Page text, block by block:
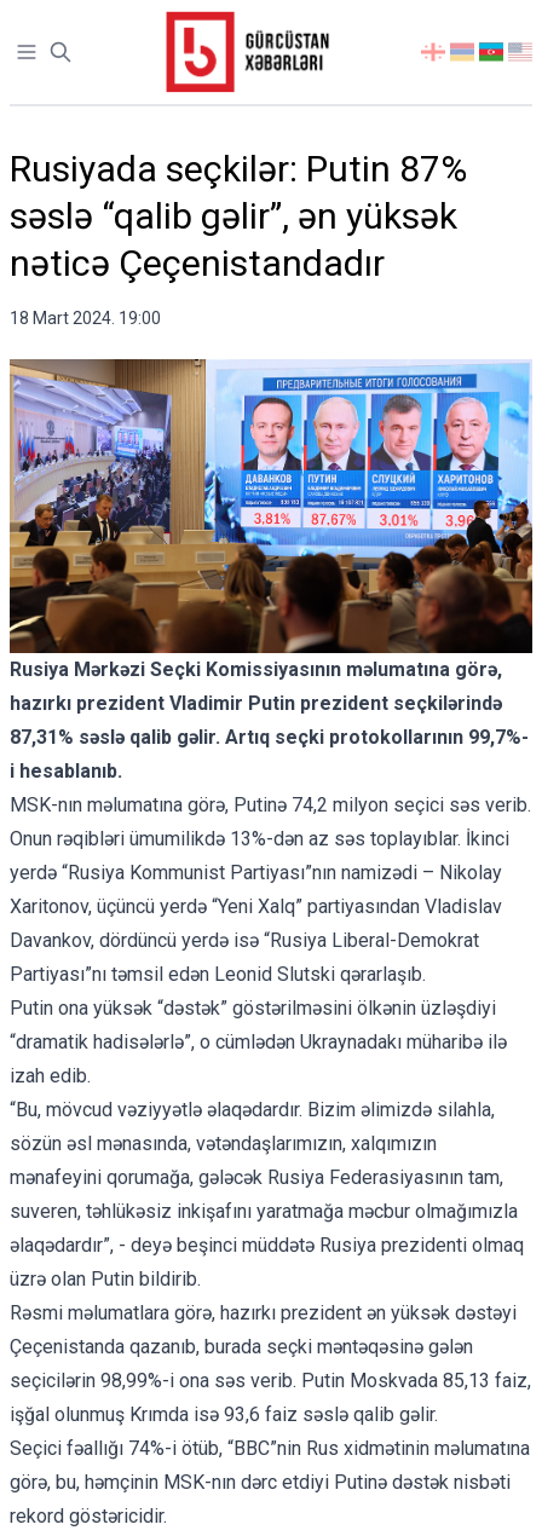
Open sidebar
აირჩიეთ
Rusiyada seçkilər: Putin 87%
səslə “qalib gəlir”, ən yüksək
nəticə Çeçenistandadır
18 Mart 2024. 19:00
Rusiya Mərkəzi Seçki Komissiyasının məlumatına görə,
hazırkı prezident Vladimir Putin prezident seçkilərində
87,31% səslə qalib gəlir. Artıq seçki protokollarının 99,7%-
i hesablanıb.
MSK-nın məlumatına görə, Putinə 74,2 milyon seçici səs verib.
Onun rəqibləri ümumilikdə 13%-dən az səs toplayıblar. İkinci
yerdə “Rusiya Kommunist Partiyası”nın namizədi – Nikolay
Xaritonov, üçüncü yerdə “Yeni Xalq” partiyasından Vladislav
Davankov, dördüncü yerdə isə “Rusiya Liberal-Demokrat
Partiyası”nı təmsil edən Leonid Slutski qərarlaşıb.
Putin ona yüksək “dəstək” göstərilməsini ölkənin üzləşdiyi
“dramatik hadisələrlə”, o cümlədən Ukraynadakı müharibə ilə
izah edib.
“Bu, mövcud vəziyyətlə əlaqədardır. Bizim əlimizdə silahla,
sözün əsl mənasında, vətəndaşlarımızın, xalqımızın
mənafeyini qorumağa, gələcək Rusiya Federasiyasının tam,
suveren, təhlükəsiz inkişafını yaratmağa məcbur olmağımızla
əlaqədardır”, - deyə beşinci müddətə Rusiya prezidenti olmaq
üzrə olan Putin bildirib.
Rəsmi məlumatlara görə, hazırkı prezident ən yüksək dəstəyi
Çeçenistanda qazanıb, burada seçki məntəqəsinə gələn
seçicilərin 98,99%-i ona səs verib. Putin Moskvada 85,13 faiz,
işğal olunmuş Krımda isə 93,6 faiz səslə qalib gəlir.
Seçici fəallığı 74%-i ötüb, “BBC”nin Rus xidmətinin məlumatına
görə, bu, həmçinin MSK-nın dərc etdiyi Putinə dəstək nisbəti
rekord göstəricidir.